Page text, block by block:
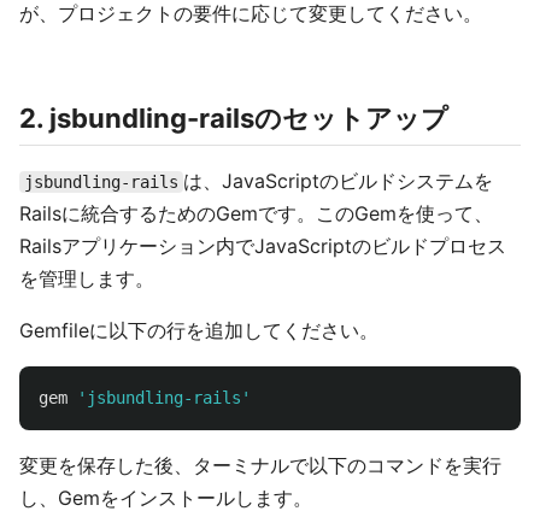
が、プロジェクトの要件に応じて変更してください。
2. jsbundling-railsのセットアップ
jsbundling-rails は、JavaScriptのビルドシステムを
Railsに統合するためのGemです。このGemを使って、
Railsアプリケーション内でJavaScriptのビルドプロセス
を管理します。
Gemfileに以下の行を追加してください。
gem 'jsbundling-rails'
変更を保存した後、ターミナルで以下のコマンドを実行
し、Gemをインストールします。